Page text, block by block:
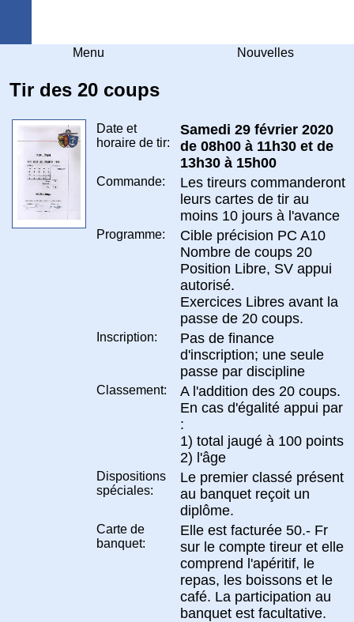
Menu Nouvelles
Tir des 20 coups
Date et
horaire de tir:
Samedi 29 février 2020
de 08h00 à 11h30 et de
13h30 à 15h00
Commande:
Les tireurs commanderont
leurs cartes de tir au
moins 10 jours à l'avance
Programme:
Cible précision PC A10
Nombre de coups 20
Position Libre, SV appui
autorisé.
Exercices Libres avant la
passe de 20 coups.
Inscription:
Pas de finance
d'inscription; une seule
passe par discipline
Classement:
A l'addition des 20 coups.
En cas d'égalité appui par
:
1) total jaugé à 100 points
2) l'âge
Dispositions
spéciales:
Le premier classé présent
au banquet reçoit un
diplôme.
Carte de
banquet:
Elle est facturée 50.- Fr
sur le compte tireur et elle
comprend l'apéritif, le
repas, les boissons et le
café. La participation au
banquet est facultative.